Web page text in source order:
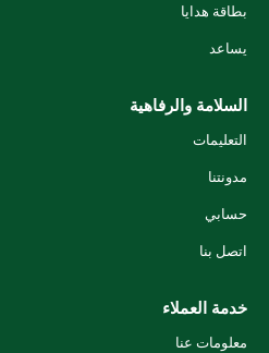
بطاقة هدايا
يساعد
السلامة والرفاهية
التعليمات
مدونتنا
حسابي
اتصل بنا
خدمة العملاء
معلومات عنا